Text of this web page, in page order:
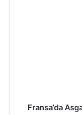
Fransa’da